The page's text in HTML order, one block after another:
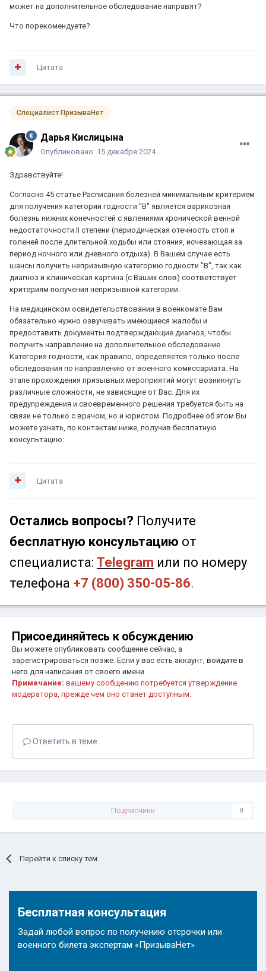
может на дополнительное обследование направят?
Что порекомендуете?
Цитата
Специалист ПризываНет
Дарья Кислицына
Опубликовано: 15 декабря 2024
Здравствуйте!
Согласно 45 статье Расписания болезней минимальным критерием
для получения категории годности "В" является варикозная
болезнь нижних конечностей с явлениями хронической венной
недостаточности II степени (периодическая отечность стоп и
голеней после длительной ходьбы или стояния, исчезающая за
период ночного или дневного отдыха). В Вашем случае есть
шансы получить непризывную категорию годности "В", так как
диагноз и клиническая картина (с Ваших слов) соответствует
критериям получения непризывной категории.
На медицинском освидетельствовании в военкомате Вам
обязательно нужно озвучивать имеющиеся жалобы и
предоставить документы подтверждающие диагноз, чтобы
получить направление на дополнительное обследование.
Категория годности, как правило, определяется только после
обследования по направлению от военного комиссариата. На
этапе прохождения призывных мероприятий могут возникнуть
различные сложности, не зависящие от Вас. Для их
предупреждения и своевременного решения требуется быть на
связи не только с врачом, но и юристом. Подробнее об этом Вы
можете узнать, по контактам ниже, получив бесплатную
консультацию:
Цитата
Остались вопросы? Получите
бесплатную консультацию от
специалиста: Telegram или по номеру
телефона +7 (800) 350-05-86.
Присоединяйтесь к обсуждению
Вы можете опубликовать сообщение сейчас, а
зарегистрироваться позже. Если у вас есть аккаунт, войдите в
него для написания от своего имени.
Примечание: вашему сообщению потребуется утверждение
модератора, прежде чем оно станет доступным.
Ответить в теме...
Подписчики 0
Перейти к списку тем
Бесплатная консультация
Задай любой вопрос по получению отсрочки или
военного билета экспертам «ПризываНет»